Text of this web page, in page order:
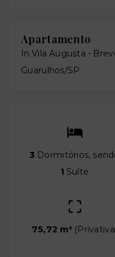
Apartamento
In Vila Augusta -
Guarulhos/SP
3 Dormitórios,
1 Suíte
75,72 m² (Privativa